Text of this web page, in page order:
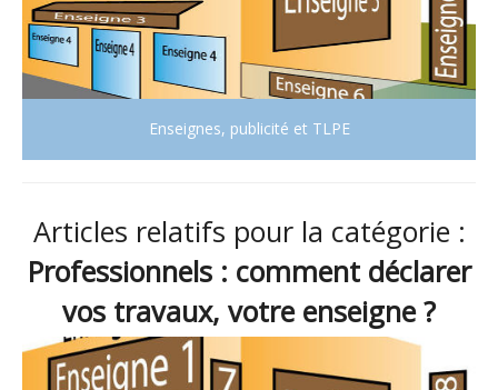
Enseignes, publicité et TLPE
Articles relatifs pour la catégorie :
Professionnels : comment déclarer
vos travaux, votre enseigne ?